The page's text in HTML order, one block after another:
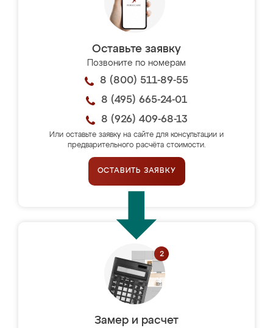
Оставьте заявку
Позвоните по номерам
8 (800) 511-89-55
8 (495) 665-24-01
8 (926) 409-68-13
Или оставьте заявку на сайте для консультации и
предварительного расчёта стоимости.
ОСТАВИТЬ ЗАЯВКУ
Замер и расчет